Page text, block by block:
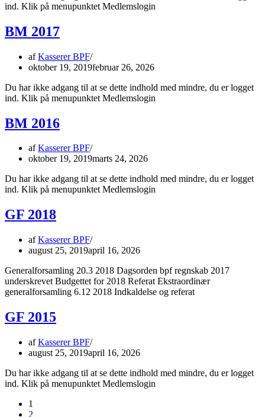
ind. Klik på menupunktet Medlemslogin
BM 2017
afKasserer BPF
oktober 19, 2019februar 26, 2026
Du har ikke adgang til at se dette indhold med mindre, du er logget
ind. Klik på menupunktet Medlemslogin
BM 2016
afKasserer BPF
oktober 19, 2019marts 24, 2026
Du har ikke adgang til at se dette indhold med mindre, du er logget
ind. Klik på menupunktet Medlemslogin
GF 2018
afKasserer BPF
august 25, 2019april 16, 2026
Generalforsamling 20.3 2018 Dagsorden bpf regnskab 2017
underskrevet Budgettet for 2018 Referat Ekstraordinær
generalforsamling 6.12 2018 Indkaldelse og referat
GF 2015
afKasserer BPF
august 25, 2019april 16, 2026
Du har ikke adgang til at se dette indhold med mindre, du er logget
ind. Klik på menupunktet Medlemslogin
1
2